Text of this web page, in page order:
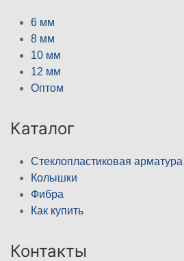
6 мм
8 мм
10 мм
12 мм
Оптом
Каталог
Стеклопластиковая арматура
Колышки
Фибра
Как купить
Контакты